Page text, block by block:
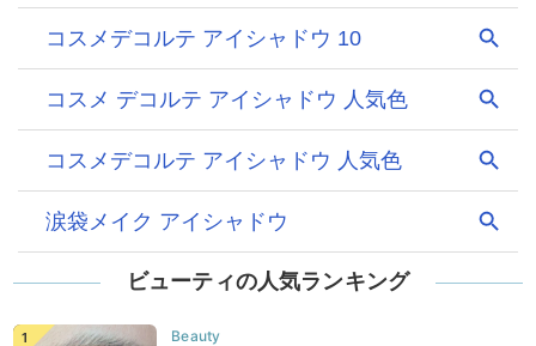
ビューティの人気ランキング